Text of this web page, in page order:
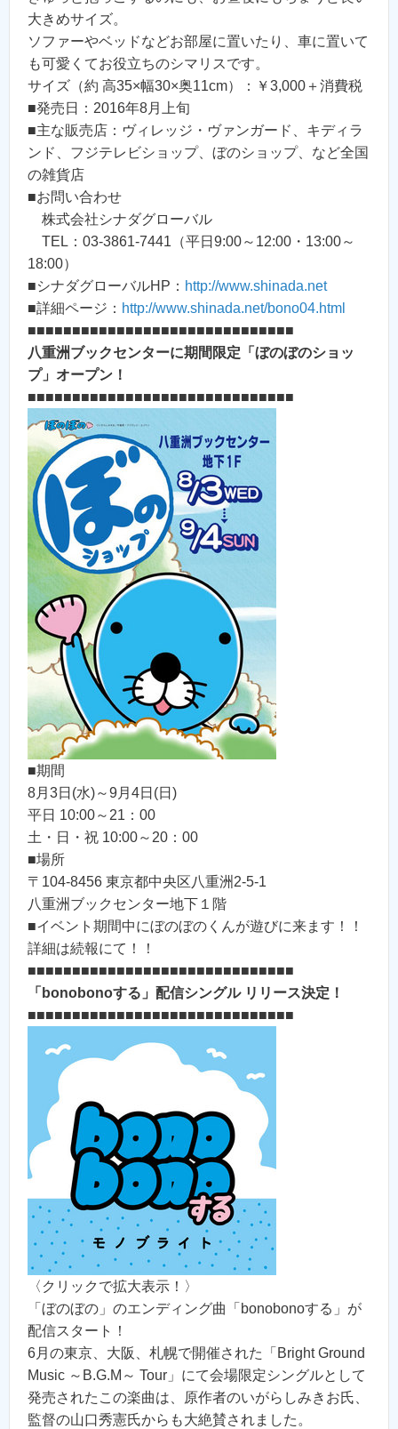
大きめサイズ。
ソファーやベッドなどお部屋に置いたり、車に置いて
も可愛くてお役立ちのシマリスです。
サイズ（約 高35×幅30×奥11cm）：￥3,000＋消費税
■発売日：2016年8月上旬
■主な販売店：ヴィレッジ・ヴァンガード、キディラ
ンド、フジテレビショップ、ぼのショップ、など全国
の雑貨店
■お問い合わせ
株式会社シナダグローバル
TEL：03-3861-7441（平日9:00～12:00・13:00～
18:00）
■シナダグローバルHP： http://www.shinada.net
■詳細ページ： http://www.shinada.net/bono04.html
■■■■■■■■■■■■■■■■■■■■■■■■■■■■■■
八重洲ブックセンターに期間限定「ぼのぼのショッ
プ」オープン！
■■■■■■■■■■■■■■■■■■■■■■■■■■■■■■
■期間
8月3日(水)～9月4日(日)
平日 10:00～21：00
土・日・祝 10:00～20：00
■場所
〒104-8456 東京都中央区八重洲2-5-1
八重洲ブックセンター地下１階
■イベント期間中にぼのぼのくんが遊びに来ます！！
詳細は続報にて！！
■■■■■■■■■■■■■■■■■■■■■■■■■■■■■■
「bonobonoする」配信シングル リリース決定！
■■■■■■■■■■■■■■■■■■■■■■■■■■■■■■
〈クリックで拡大表示！〉
「ぼのぼの」のエンディング曲「bonobonoする」が
配信スタート！
6月の東京、大阪、札幌で開催された「Bright Ground
Music ～B.G.M～ Tour」にて会場限定シングルとして
発売されたこの楽曲は、原作者のいがらしみきお氏、
監督の山口秀憲氏からも大絶賛されました。